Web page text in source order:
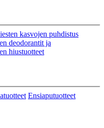
kasvojen puhdistus
deodorantit ja
hiustuotteet
Ensiaputuotteet